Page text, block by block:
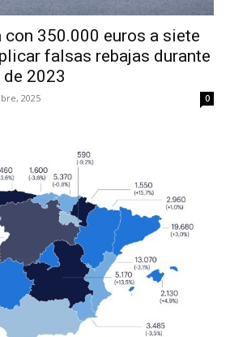
con 350.000 euros a siete
falsas rebajas durante
de 2023
2025 0